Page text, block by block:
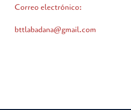
Correo electrónico:
bttlabadana@gmail.com